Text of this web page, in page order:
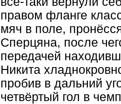
правом фланге
мяч в поле,
Сперцяна, после
передачей
Никита
пробив в дальний
четвёртый гол в